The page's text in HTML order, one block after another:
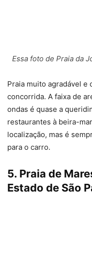
Essa foto de Praia da
Praia muito agradável
concorrida. A faixa de
ondas é quase a
restaurantes à beira-
localização, mas é
para o carro.
5. Praia de
Estado de São